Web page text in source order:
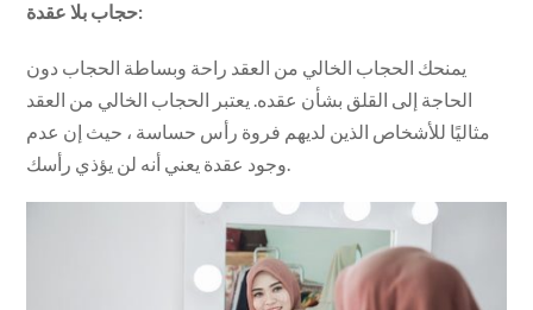
حجاب بلا عقدة:
يمنحك الحجاب الخالي من العقد راحة وبساطة الحجاب دون
الحاجة إلى القلق بشأن عقده. يعتبر الحجاب الخالي من العقد
مثاليًا للأشخاص الذين لديهم فروة رأس حساسة ، حيث إن عدم